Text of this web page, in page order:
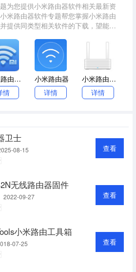
为您提供小米路由器软件相关最新资
米路由器软件专题帮您掌握小米路由
提供同类型相关软件的下载，望能助
小米路由器mac客户端
情
小米路由器
详情
小米路由器R2D固件
详情
卫士
08-15 查看
无线路由器固件
2022-09-27 查看
小米路由工具箱
07-25 查看